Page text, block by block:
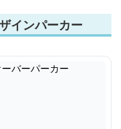
インパーカー